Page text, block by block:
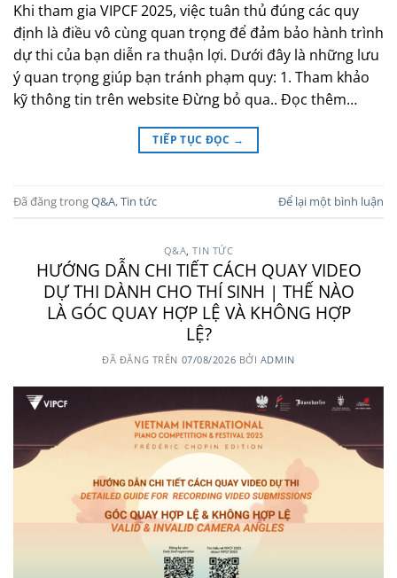
Khi tham gia VIPCF 2025, việc tuân thủ đúng các quy
định là điều vô cùng quan trọng để đảm bảo hành trình
dự thi của bạn diễn ra thuận lợi. Dưới đây là những lưu
ý quan trọng giúp bạn tránh phạm quy: 1. Tham khảo
kỹ thông tin trên website Đừng bỏ qua.. Đọc thêm…
TIẾP TỤC ĐỌC →
Đã đăng trongQ&A,Tin tức Để lại một bình luận
Q&A ,TIN TỨC
HƯỚNG DẪN CHI TIẾT CÁCH QUAY VIDEO
DỰ THI DÀNH CHO THÍ SINH | THẾ NÀO
LÀ GÓC QUAY HỢP LỆ VÀ KHÔNG HỢP
LỆ?
ĐÃ ĐĂNG TRÊN 07/08/2026 BỞI ADMIN